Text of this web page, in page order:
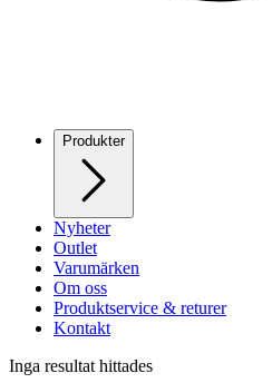
Produkter
Nyheter
Outlet
Varumärken
Om oss
Produktservice & returer
Kontakt
Inga resultat hittades